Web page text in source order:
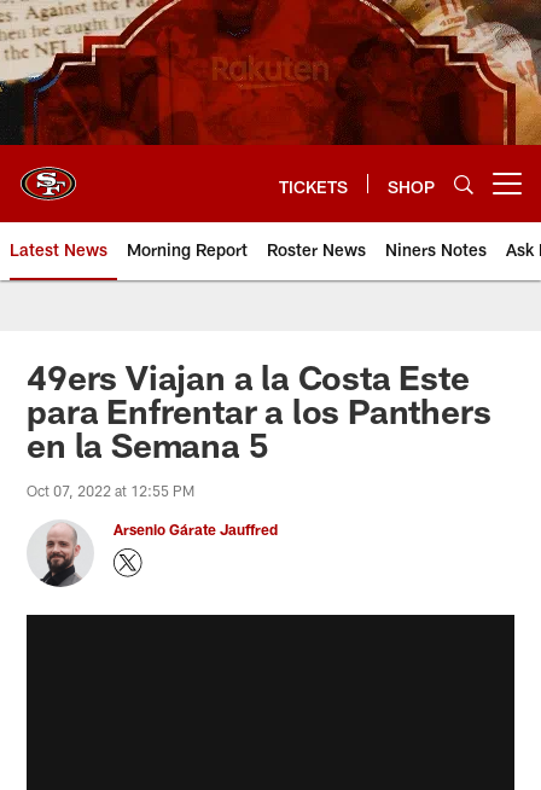
Skip
to
main
content
TICKETS SHOP
Latest News Morning Report Roster News Niners Notes Ask
49ers Viajan a la Costa Este
para Enfrentar a los Panthers
en la Semana 5
Oct 07, 2022 at 12:55 PM
Arsenio Gárate Jauffred